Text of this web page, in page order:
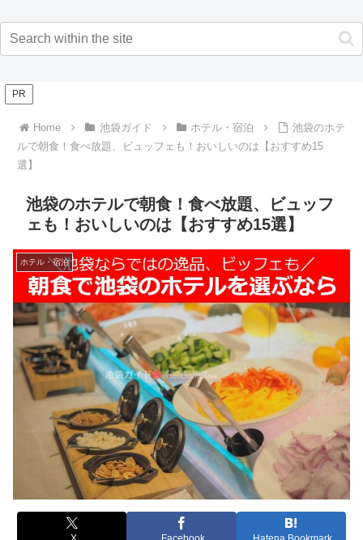
PR
Home 池袋ガイド ホテル・宿泊
池袋のホテ
ルで朝食！食べ放題、ビュッフェも！おいしいのは【おすすめ15
選】
池袋のホテルで朝食！食べ放題、ビュッフ
ェも！おいしいのは【おすすめ15選】
ホテル・宿泊